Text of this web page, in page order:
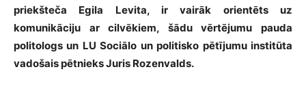
priekšteča Egila Levita, ir vairāk orientēts uz
komunikāciju ar cilvēkiem, šādu vērtējumu pauda
politologs un LU Sociālo un politisko pētījumu institūta
vadošais pētnieks Juris Rozenvalds.